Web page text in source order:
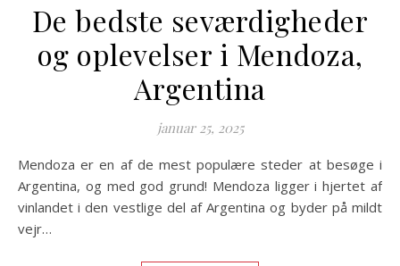
De bedste seværdigheder
og oplevelser i Mendoza,
Argentina
januar 25, 2025
Mendoza er en af ​​de mest populære steder at besøge i
Argentina, og med god grund! Mendoza ligger i hjertet af
vinlandet i den vestlige del af Argentina og byder på mildt
vejr…